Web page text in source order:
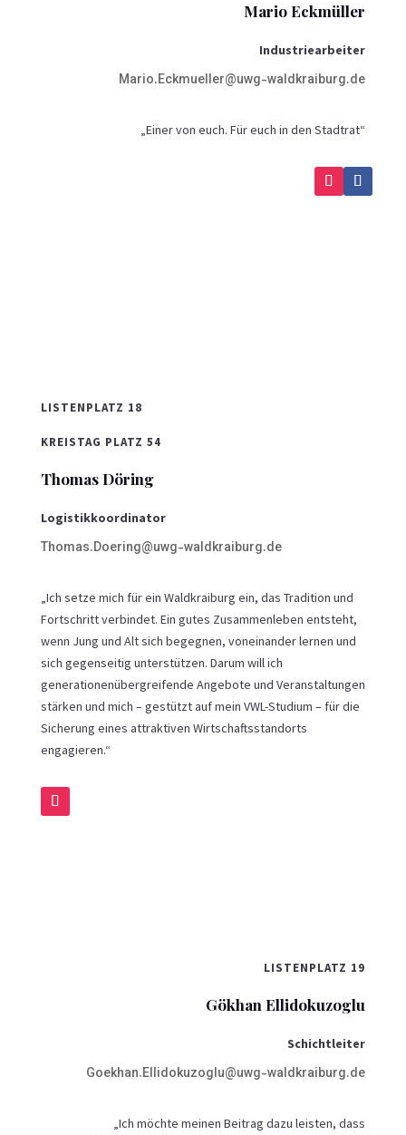
Mario Eckmüller
Industriearbeiter
Mario.Eckmueller@uwg-waldkraiburg.de
„Einer von euch. Für euch in den Stadtrat“
LISTENPLATZ 18
KREISTAG PLATZ 54
Thomas Döring
Logistikkoordinator
Thomas.Doering@uwg-waldkraiburg.de
„Ich setze mich für ein Waldkraiburg ein, das Tradition und
Fortschritt verbindet. Ein gutes Zusammenleben entsteht,
wenn Jung und Alt sich begegnen, voneinander lernen und
sich gegenseitig unterstützen. Darum will ich
generationenübergreifende Angebote und Veranstaltungen
stärken und mich – gestützt auf mein VWL-Studium – für die
Sicherung eines attraktiven Wirtschaftsstandorts
engagieren.“
LISTENPLATZ 19
Gökhan Ellidokuzoglu
Schichtleiter
Goekhan.Ellidokuzoglu@uwg-waldkraiburg.de
„Ich möchte meinen Beitrag dazu leisten, dass